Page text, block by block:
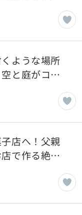
ような場所
と庭がコン
形県天童
店へ！父親
で作る絶品
市】